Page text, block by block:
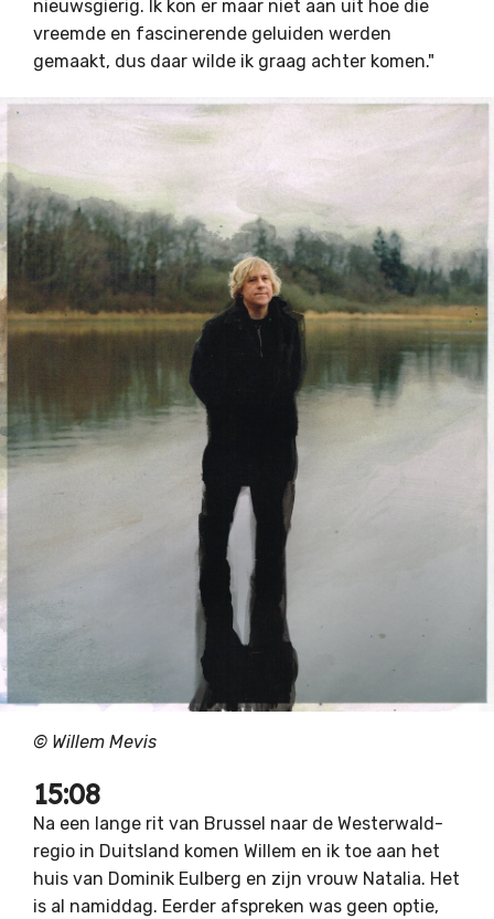
nieuwsgierig. Ik kon er maar niet aan uit hoe die
vreemde en fascinerende geluiden werden
gemaakt, dus daar wilde ik graag achter komen."
© Willem Mevis
15:08
Na een lange rit van Brussel naar de Westerwald-
regio in Duitsland komen Willem en ik toe aan het
huis van Dominik Eulberg en zijn vrouw Natalia. Het
is al namiddag. Eerder afspreken was geen optie,